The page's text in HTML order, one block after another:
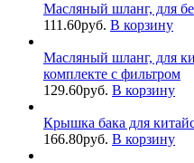
Масляный шланг, для
111.60руб. В корзину
Масляный шланг, для
комплекте с фильтром
129.60руб. В корзину
Крышка бака для
166.80руб. В корзину